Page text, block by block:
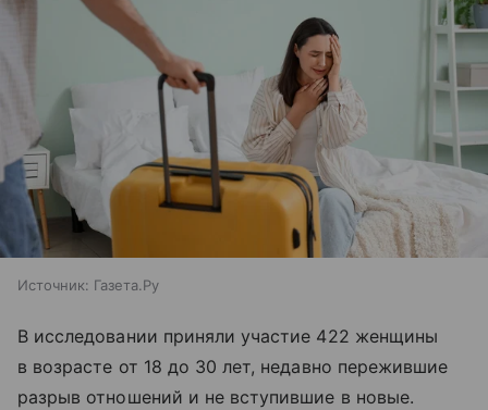
Источник: Газета.Ру
В исследовании приняли участие 422 женщины
в возрасте от 18 до 30 лет, недавно пережившие
разрыв отношений и не вступившие в новые.